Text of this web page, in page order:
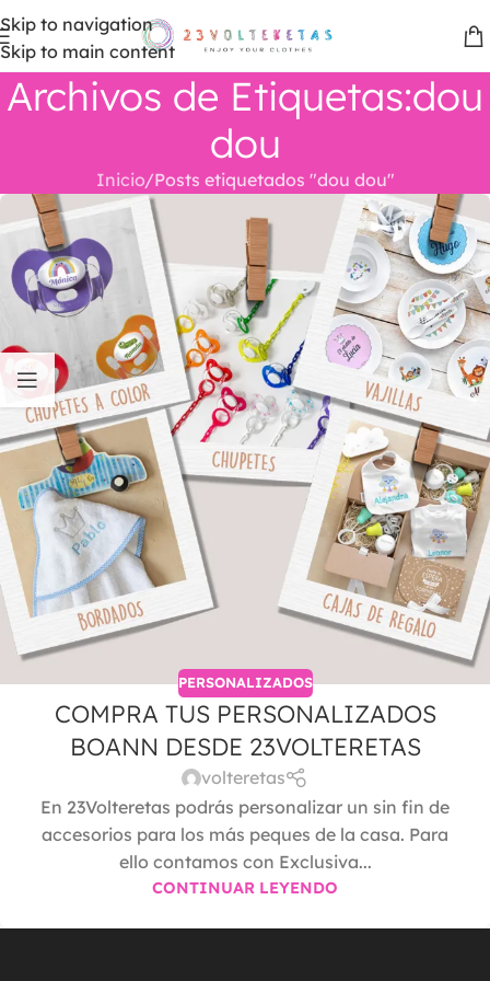
Skip to navigation
Skip to main content
Archivos de Etiquetas:dou
dou
Inicio Posts etiquetados "dou dou"
PERSONALIZADOS
COMPRA TUS PERSONALIZADOS
BOANN DESDE 23VOLTERETAS
volteretas
En 23Volteretas podrás personalizar un sin fin de
accesorios para los más peques de la casa. Para
ello contamos con Exclusiva...
CONTINUAR LEYENDO